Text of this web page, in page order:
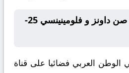
معلومات عن مباراة صن داونز و فلومينينسي 25-
الوطن العربي فضائيا على قناة